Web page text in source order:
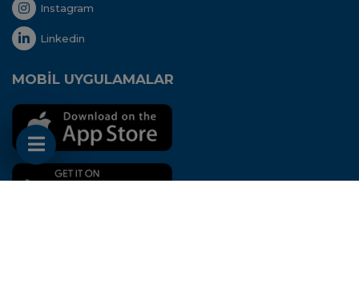
Instagram
Linkedin
MOBİL UYGULAMALAR